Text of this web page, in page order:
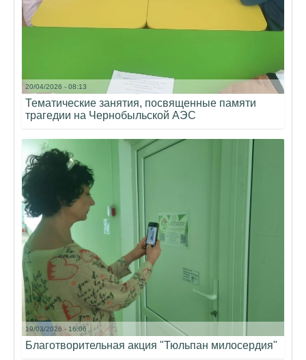
20/04/2026 - 08:13
Тематические занятия, посвященные памяти
трагедии на Чернобыльской АЭС
19/03/2026 - 16:06
Благотворительная акция "Тюльпан милосердия"